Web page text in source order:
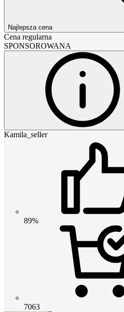
Najlepsza cena
Cena regularna
SPONSOROWANA
Kamila_seller
89%
7063